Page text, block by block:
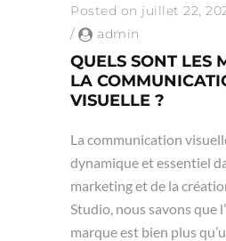
Posted on juillet 22,
/
admin
QUELS SONT LES
LA
VISUELLE ?
La communication
dynamique et essentiel
marketing et de la
Studio, nous savons que
marque est bien plus